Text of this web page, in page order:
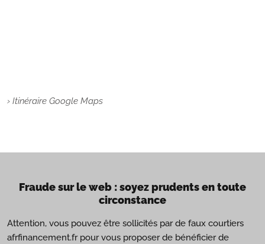
› Itinéraire Google Maps
Fraude sur le web : soyez prudents en toute
circonstance
Attention, vous pouvez être sollicités par de faux courtiers
afrfinancement.fr pour vous proposer de bénéficier de